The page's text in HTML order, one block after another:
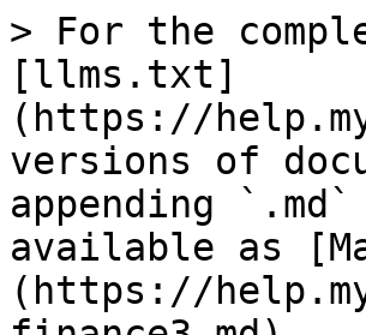
> For the
[llms.txt]
(https://
versions of
appending
available as
(https://